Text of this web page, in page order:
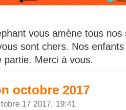
vous amène tous
sont chers. Nos
partie. Merci à vous.
octobre 2017
17 2017, 19:41